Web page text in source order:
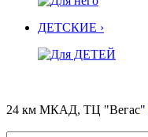
ДЕТСКИЕ ›
24 км МКАД, ТЦ "Вегас"